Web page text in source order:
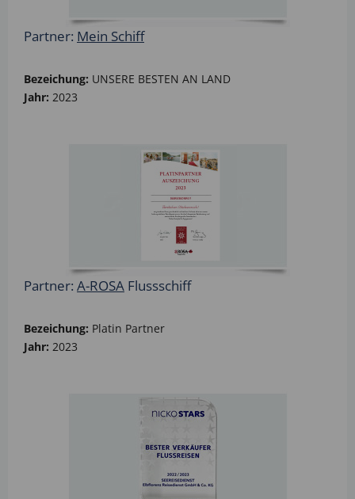
Partner: Mein Schiff
Bezeichung: UNSERE BESTEN AN LAND
Jahr: 2023
Partner: A-ROSA Flussschiff
Bezeichung: Platin Partner
Jahr: 2023